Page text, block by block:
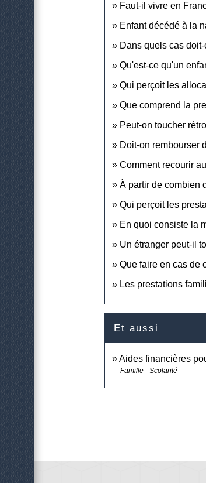
Faut-il vivre en
Enfant décédé à la
Dans quels cas
Qu'est-ce qu'un
Qui perçoit les
Que comprend la
Peut-on toucher
Doit-on rembourser
Comment recourir
À partir de combien
Qui perçoit les
En quoi consiste la
Un étranger peut-il
Que faire en cas de
Les prestations
Et aussi
Aides financières
Famille - Scolarité